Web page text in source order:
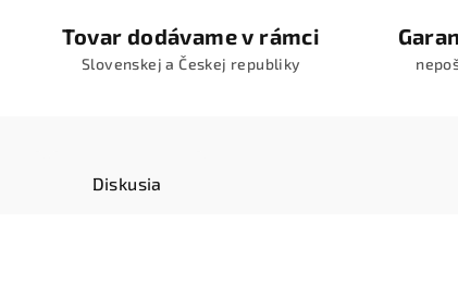
Tovar dodávame v rámci
Slovenskej a Českej republiky
Diskusia